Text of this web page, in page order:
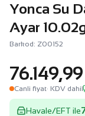
Yonca Su
Ayar
Barkod: Z00152
Canli fiyat· KDV dahil
Havale/EFT ile